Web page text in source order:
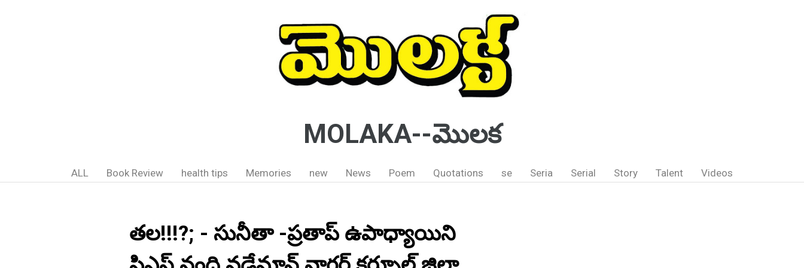
MOLAKA--మొలక
ALL Book Review health tips Memories new News Poem Quotations se Seria Serial Story Talent Videos
తల!!!?; - సునీతా -ప్రతాప్ ఉపాధ్యాయిని